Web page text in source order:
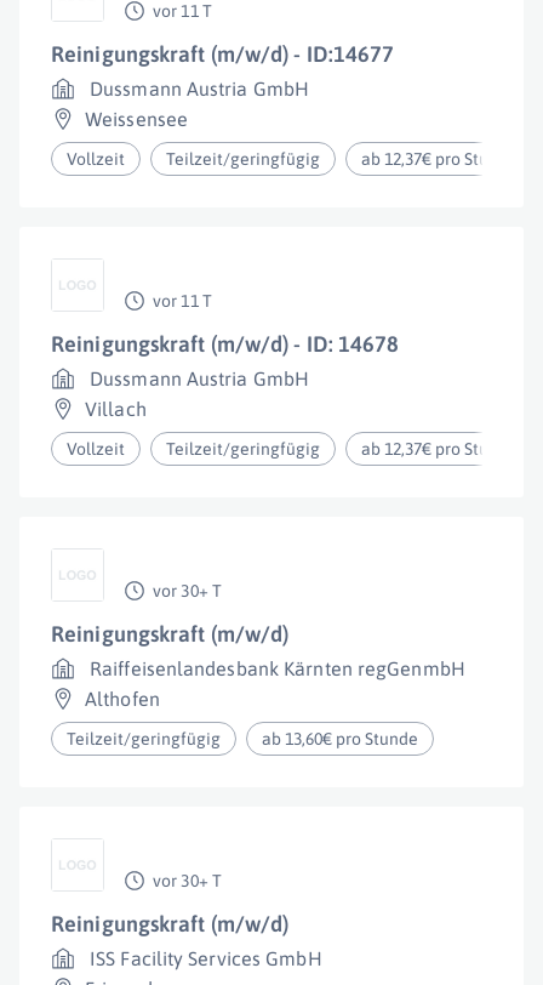
vor 11 T
Reinigungskraft (m/w/d) - ID:14677
Dussmann Austria GmbH
Weissensee
Vollzeit Teilzeit/geringfügig ab 12,37€ pro Stunde
vor 11 T
Reinigungskraft (m/w/d) - ID: 14678
Dussmann Austria GmbH
Villach
Vollzeit Teilzeit/geringfügig ab 12,37€ pro Stunde
vor 30+ T
Reinigungskraft (m/w/d)
Raiffeisenlandesbank Kärnten regGenmbH
Althofen
Teilzeit/geringfügig ab 13,60€ pro Stunde
vor 30+ T
Reinigungskraft (m/w/d)
ISS Facility Services GmbH